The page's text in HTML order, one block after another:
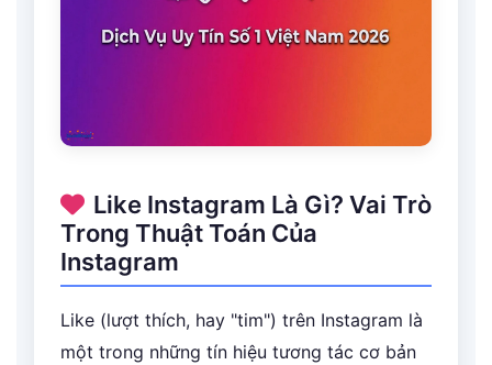
Like Instagram Là Gì? Vai Trò
Trong Thuật Toán Của
Instagram
Like (lượt thích, hay "tim") trên Instagram là
một trong những tín hiệu tương tác cơ bản